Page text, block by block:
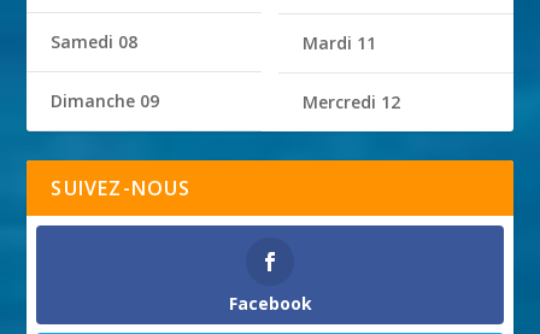
Samedi 08
Dimanche 09
Mardi 11
Mercredi 12
SUIVEZ-NOUS
Facebook